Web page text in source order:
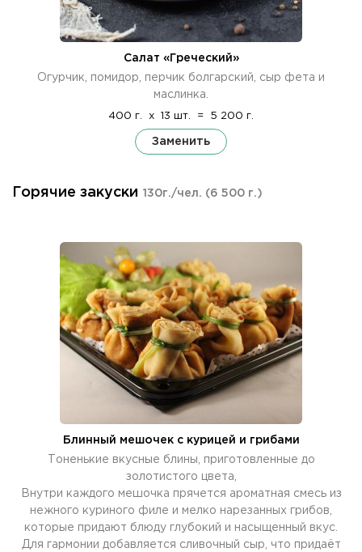
Салат «Греческий»
Огурчик, помидор, перчик болгарский, сыр фета и
маслинка.
400 г. x 13 шт. = 5 200 г.
Заменить
Горячие закуски 130г./чел. (6 500 г.)
Блинный мешочек с курицей и грибами
Тоненькие вкусные блины, приготовленные до
золотистого цвета,
Внутри каждого мешочка прячется ароматная смесь из
нежного куриного филе и мелко нарезанных грибов,
которые придают блюду глубокий и насыщенный вкус.
Для гармонии добавляется сливочный сыр, что придаёт